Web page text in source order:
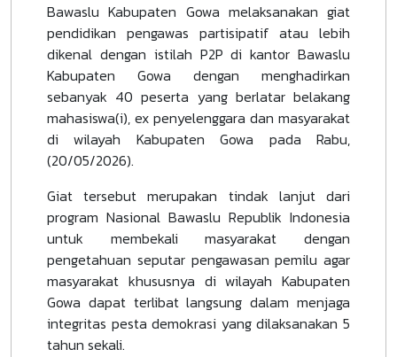
Bawaslu Kabupaten Gowa melaksanakan giat
pendidikan pengawas partisipatif atau lebih
dikenal dengan istilah P2P di kantor Bawaslu
Kabupaten Gowa dengan menghadirkan
sebanyak 40 peserta yang berlatar belakang
mahasiswa(i), ex penyelenggara dan masyarakat
di wilayah Kabupaten Gowa pada Rabu,
(20/05/2026).
Giat tersebut merupakan tindak lanjut dari
program Nasional Bawaslu Republik Indonesia
untuk membekali masyarakat dengan
pengetahuan seputar pengawasan pemilu agar
masyarakat khususnya di wilayah Kabupaten
Gowa dapat terlibat langsung dalam menjaga
integritas pesta demokrasi yang dilaksanakan 5
tahun sekali.